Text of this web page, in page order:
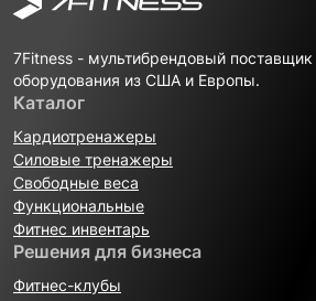
7Fitness - мультибрендовый
оборудования из США и Европы.
Каталог
Кардиотренажеры
Силовые тренажеры
Свободные веса
Функциональные
Фитнес инвентарь
Решения для бизнеса
Фитнес-клубы